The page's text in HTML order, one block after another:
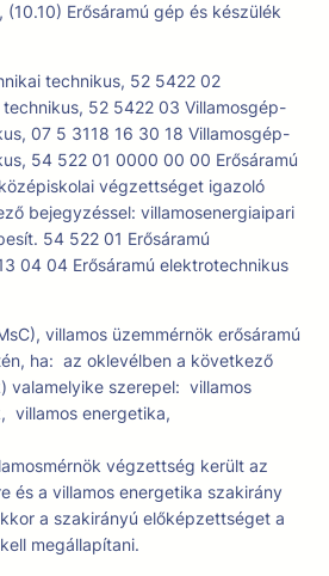
Erősáramú gép és készülék
technikus, 52 5422 02
technikus, 52 5422 03 Villamosgép-
07 5 3118 16 30 18 Villamosgép-
54 522 01 0000 00 00 Erősáramú
végzettséget igazoló
bejegyzéssel: villamosenergiaipari
54 522 01 Erősáramú
04 04 Erősáramú elektrotechnikus
villamos üzemmérnök erősáramú
ha: az oklevélben a következő
valamelyike szerepel: villamos
villamos energetika,
végzettség került az
és a villamos energetika szakirány
a szakirányú előképzettséget a
megállapítani.